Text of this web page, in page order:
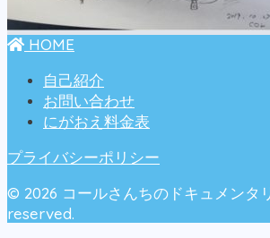
HOME
自己紹介
お問い合わせ
にがおえ料金表
プライバシーポリシー
© 2026 コールさんちのドキュメンタ
reserved.